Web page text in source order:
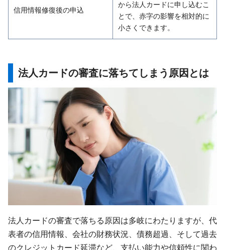
信用情報修復後の申込
から法人カードに申し込むこ
とで、赤字の影響を相対的に
小さくできます。
法人カードの審査に落ちてしまう原因とは
法人カードの審査で落ちる原因は多岐にわたりますが、代
表者の信用情報、会社の財務状況、債務超過、そして過去
のクレジットカード延滞など、支払い能力や信頼性に関わ